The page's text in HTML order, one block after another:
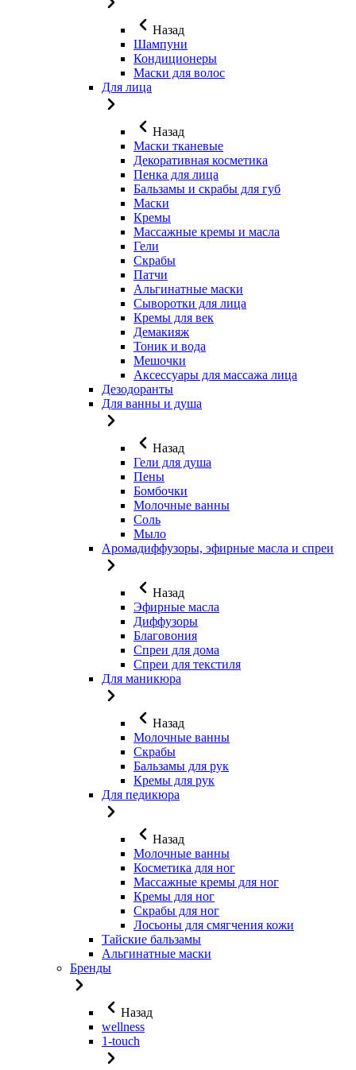
Назад
Шампуни
Кондиционеры
Маски для волос
Для лица
Назад
Маски тканевые
Декоративная косметика
Пенка для лица
Бальзамы и скрабы для губ
Маски
Кремы
Массажные кремы и масла
Гели
Скрабы
Патчи
Альгинатные маски
Сыворотки для лица
Кремы для век
Демакияж
Тоник и вода
Мешочки
Аксессуары для массажа лица
Дезодоранты
Для ванны и душа
Назад
Гели для душа
Пены
Бомбочки
Молочные ванны
Соль
Мыло
Аромадиффузоры, эфирные масла и спреи
Назад
Эфирные масла
Диффузоры
Благовония
Спреи для дома
Спреи для текстиля
Для маникюра
Назад
Молочные ванны
Скрабы
Бальзамы для рук
Кремы для рук
Для педикюра
Назад
Молочные ванны
Косметика для ног
Массажные кремы для ног
Кремы для ног
Скрабы для ног
Лосьоны для смягчения кожи
Тайские бальзамы
Альгинатные маски
Бренды
Назад
wellness
1-touch